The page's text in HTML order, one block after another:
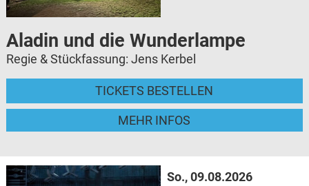
Aladin und die Wunderlampe
Regie & Stückfassung: Jens Kerbel
TICKETS BESTELLEN
MEHR INFOS
So., 09.08.2026